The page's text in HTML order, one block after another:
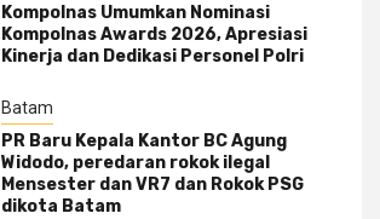
Kompolnas Umumkan Nominasi
Kompolnas Awards 2026, Apresiasi
Kinerja dan Dedikasi Personel Polri
Batam
PR Baru Kepala Kantor BC Agung
Widodo, peredaran rokok ilegal
Mensester dan VR7 dan Rokok PSG
dikota Batam